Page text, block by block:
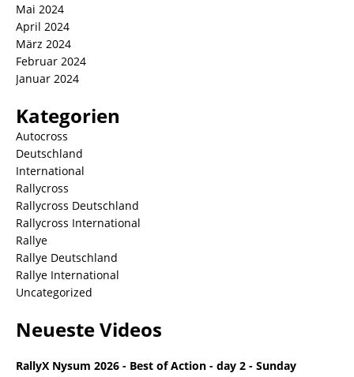
Mai 2024
April 2024
März 2024
Februar 2024
Januar 2024
Kategorien
Autocross
Deutschland
International
Rallycross
Rallycross Deutschland
Rallycross International
Rallye
Rallye Deutschland
Rallye International
Uncategorized
Neueste Videos
RallyX Nysum 2026 - Best of Action - day 2 - Sunday